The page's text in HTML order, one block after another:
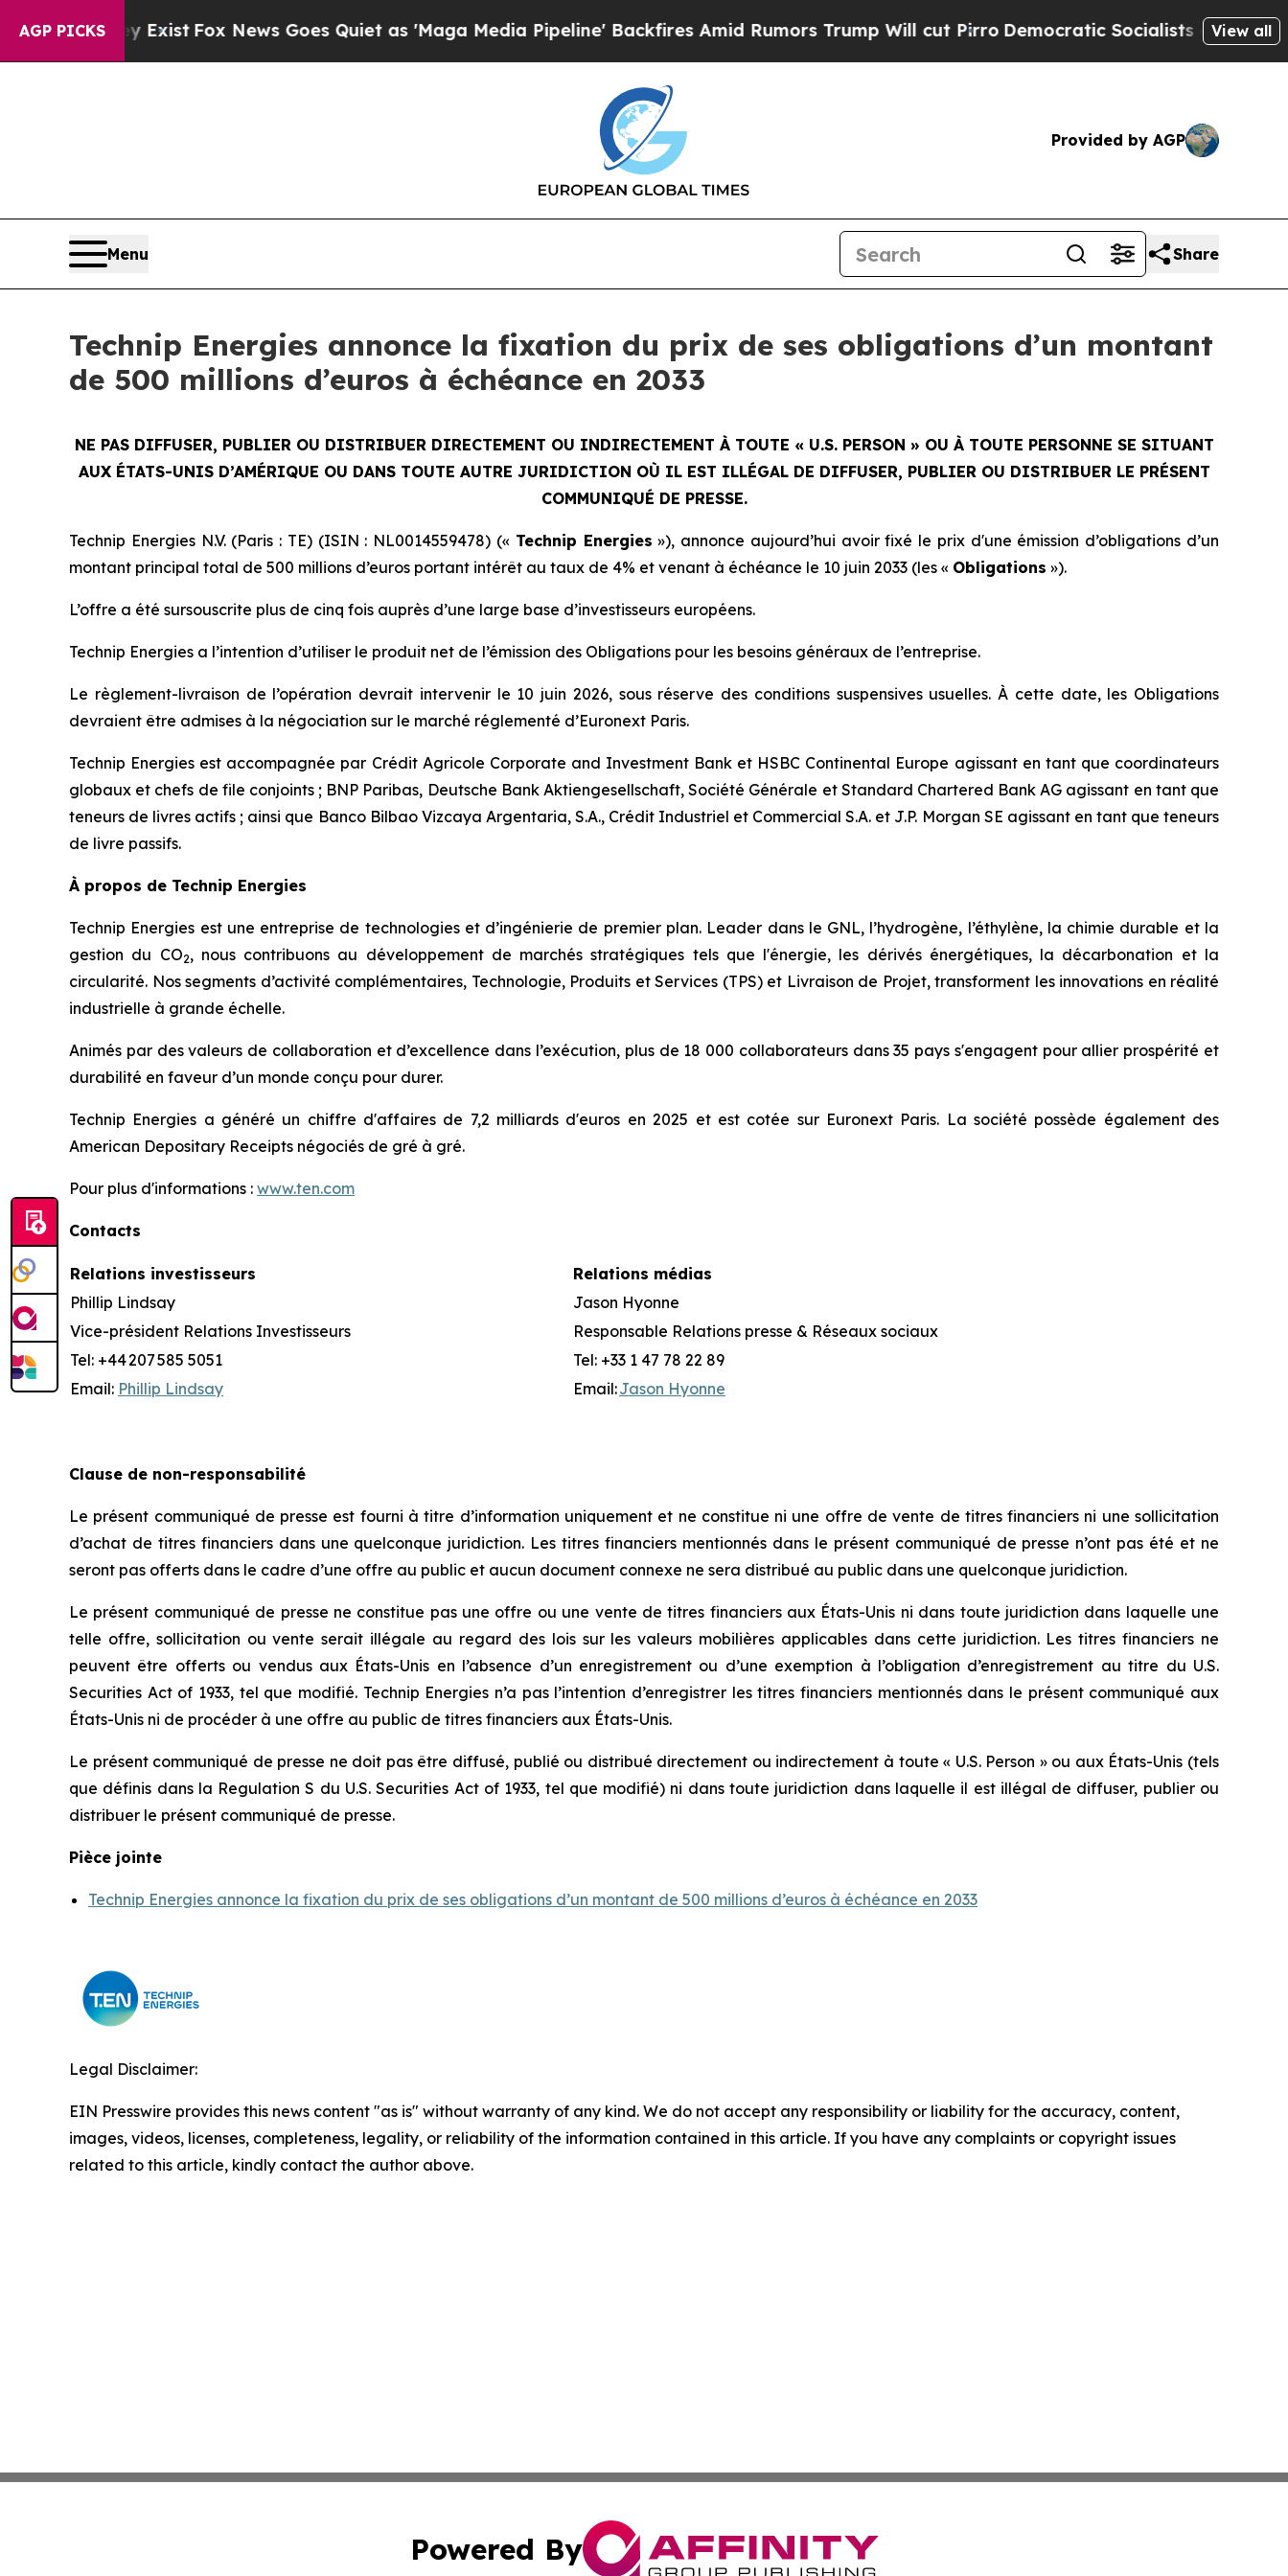
AGP PICKS
They Exist Fox News Goes Quiet as 'Maga Media Pipeline' Backfires Amid Rumors Trump Will cut Pirro Democratic Socialists of AmericaView all
Provided by AGP
Menu Share
Technip Energies annonce la fixation du prix de ses obligations d’un montant
de 500 millions d’euros à échéance en 2033
NE PAS DIFFUSER, PUBLIER OU DISTRIBUER DIRECTEMENT OU INDIRECTEMENT À TOUTE « U.S. PERSON » OU À TOUTE PERSONNE SE SITUANT
AUX ÉTATS-UNIS D’AMÉRIQUE OU DANS TOUTE AUTRE JURIDICTION OÙ IL EST ILLÉGAL DE DIFFUSER, PUBLIER OU DISTRIBUER LE PRÉSENT
COMMUNIQUÉ DE PRESSE.
Technip Energies N.V. (Paris : TE) (ISIN : NL0014559478) (« Technip Energies »), annonce aujourd’hui avoir fixé le prix d'une émission d’obligations d’un
montant principal total de 500 millions d’euros portant intérêt au taux de 4% et venant à échéance le 10 juin 2033 (les « Obligations »).
L’offre a été sursouscrite plus de cinq fois auprès d’une large base d’investisseurs européens.
Technip Energies a l’intention d’utiliser le produit net de l’émission des Obligations pour les besoins généraux de l’entreprise.
Le règlement-livraison de l’opération devrait intervenir le 10 juin 2026, sous réserve des conditions suspensives usuelles. À cette date, les Obligations
devraient être admises à la négociation sur le marché réglementé d’Euronext Paris.
Technip Energies est accompagnée par Crédit Agricole Corporate and Investment Bank et HSBC Continental Europe agissant en tant que coordinateurs
globaux et chefs de file conjoints ; BNP Paribas, Deutsche Bank Aktiengesellschaft, Société Générale et Standard Chartered Bank AG agissant en tant que
teneurs de livres actifs ; ainsi que Banco Bilbao Vizcaya Argentaria, S.A., Crédit Industriel et Commercial S.A. et J.P. Morgan SE agissant en tant que teneurs
de livre passifs.
À propos de Technip Energies
Technip Energies est une entreprise de technologies et d’ingénierie de premier plan. Leader dans le GNL, l’hydrogène, l’éthylène, la chimie durable et la
gestion du CO2, nous contribuons au développement de marchés stratégiques tels que l'énergie, les dérivés énergétiques, la décarbonation et la
circularité. Nos segments d’activité complémentaires, Technologie, Produits et Services (TPS) et Livraison de Projet, transforment les innovations en réalité
industrielle à grande échelle.
Animés par des valeurs de collaboration et d’excellence dans l’exécution, plus de 18 000 collaborateurs dans 35 pays s'engagent pour allier prospérité et
durabilité en faveur d’un monde conçu pour durer.
Technip Energies a généré un chiffre d'affaires de 7,2 milliards d'euros en 2025 et est cotée sur Euronext Paris. La société possède également des
American Depositary Receipts négociés de gré à gré.
Pour plus d'informations : www.ten.com
Contacts
Relations investisseurs
Relations médias
Phillip Lindsay
Jason Hyonne
Vice-président Relations Investisseurs
Responsable Relations presse & Réseaux sociaux
Tel: +44 207 585 5051
Tel: +33 1 47 78 22 89
Email: Phillip Lindsay Email:Jason Hyonne
Clause de non-responsabilité
Le présent communiqué de presse est fourni à titre d’information uniquement et ne constitue ni une offre de vente de titres financiers ni une sollicitation
d’achat de titres financiers dans une quelconque juridiction. Les titres financiers mentionnés dans le présent communiqué de presse n’ont pas été et ne
seront pas offerts dans le cadre d’une offre au public et aucun document connexe ne sera distribué au public dans une quelconque juridiction.
Le présent communiqué de presse ne constitue pas une offre ou une vente de titres financiers aux États-Unis ni dans toute juridiction dans laquelle une
telle offre, sollicitation ou vente serait illégale au regard des lois sur les valeurs mobilières applicables dans cette juridiction. Les titres financiers ne
peuvent être offerts ou vendus aux États-Unis en l’absence d’un enregistrement ou d’une exemption à l’obligation d’enregistrement au titre du U.S.
Securities Act of 1933, tel que modifié. Technip Energies n’a pas l’intention d’enregistrer les titres financiers mentionnés dans le présent communiqué aux
États-Unis ni de procéder à une offre au public de titres financiers aux États-Unis.
Le présent communiqué de presse ne doit pas être diffusé, publié ou distribué directement ou indirectement à toute « U.S. Person » ou aux États-Unis (tels
que définis dans la Regulation S du U.S. Securities Act of 1933, tel que modifié) ni dans toute juridiction dans laquelle il est illégal de diffuser, publier ou
distribuer le présent communiqué de presse.
Pièce jointe
Technip Energies annonce la fixation du prix de ses obligations d’un montant de 500 millions d’euros à échéance en 2033
Legal Disclaimer:
EIN Presswire provides this news content "as is" without warranty of any kind. We do not accept any responsibility or liability for the accuracy, content,
images, videos, licenses, completeness, legality, or reliability of the information contained in this article. If you have any complaints or copyright issues
related to this article, kindly contact the author above.
Powered By